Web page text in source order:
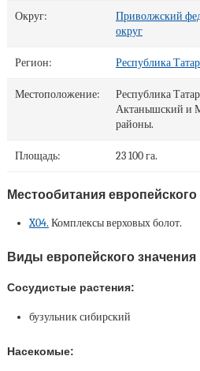
Округ:
Приволжский
округ
Регион: Республика
Местоположение:
Республика
Актанышский и
районы.
Площадь: 23 100 га.
Местообитания европейского
X04. Комплексы верховых болот.
Виды европейского значения
Сосудистые растения:
бузульник сибирский
Насекомые: